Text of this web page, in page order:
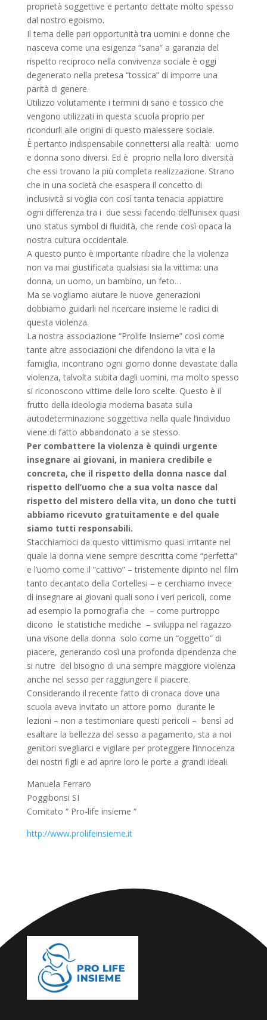
proprietà soggettive e pertanto dettate molto spesso
dal nostro egoismo.
Il tema delle pari opportunità tra uomini e donne che
nasceva come una esigenza “sana” a garanzia del
rispetto reciproco nella convivenza sociale è oggi
degenerato nella pretesa “tossica” di imporre una
parità di genere.
Utilizzo volutamente i termini di sano e tossico che
vengono utilizzati in questa scuola proprio per
ricondurli alle origini di questo malessere sociale.
È pertanto indispensabile connettersi alla realtà: uomo
e donna sono diversi. Ed è proprio nella loro diversità
che essi trovano la più completa realizzazione. Strano
che in una società che esaspera il concetto di
inclusività si voglia con così tanta tenacia appiattire
ogni differenza tra i due sessi facendo dell’unisex quasi
uno status symbol di fluidità, che rende così opaca la
nostra cultura occidentale.
A questo punto è importante ribadire che la violenza
non va mai giustificata qualsiasi sia la vittima: una
donna, un uomo, un bambino, un feto…
Ma se vogliamo aiutare le nuove generazioni
dobbiamo guidarli nel ricercare insieme le radici di
questa violenza.
La nostra associazione “Prolife Insieme” così come
tante altre associazioni che difendono la vita e la
famiglia, incontrano ogni giorno donne devastate dalla
violenza, talvolta subita dagli uomini, ma molto spesso
si riconoscono vittime delle loro scelte. Questo è il
frutto della ideologia moderna basata sulla
autodeterminazione soggettiva nella quale l’individuo
viene di fatto abbandonato a se stesso.
Per combattere la violenza è quindi urgente
insegnare ai giovani, in maniera credibile e
concreta, che il rispetto della donna nasce dal
rispetto dell’uomo che a sua volta nasce dal
rispetto del mistero della vita, un dono che tutti
abbiamo ricevuto gratuitamente e del quale
siamo tutti responsabili.
Stacchiamoci da questo vittimismo quasi irritante nel
quale la donna viene sempre descritta come “perfetta”
e l’uomo come il “cattivo” – tristemente dipinto nel film
tanto decantato della Cortellesi – e cerchiamo invece
di insegnare ai giovani quali sono i veri pericoli, come
ad esempio la pornografia che – come purtroppo
dicono le statistiche mediche – sviluppa nel ragazzo
una visone della donna solo come un “oggetto” di
piacere, generando così una profonda dipendenza che
si nutre del bisogno di una sempre maggiore violenza
anche nel sesso per raggiungere il piacere.
Considerando il recente fatto di cronaca dove una
scuola aveva invitato un attore porno durante le
lezioni – non a testimoniare questi pericoli – bensì ad
esaltare la bellezza del sesso a pagamento, sta a noi
genitori svegliarci e vigilare per proteggere l’innocenza
dei nostri figli e ad aprire loro le porte a grandi ideali.
Manuela Ferraro
Poggibonsi SI
Comitato “ Pro-life insieme “
http://www.prolifeinsieme.it